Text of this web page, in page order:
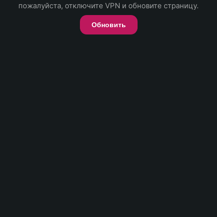
пожалуйста, отключите VPN и обновите страницу.
Обновить